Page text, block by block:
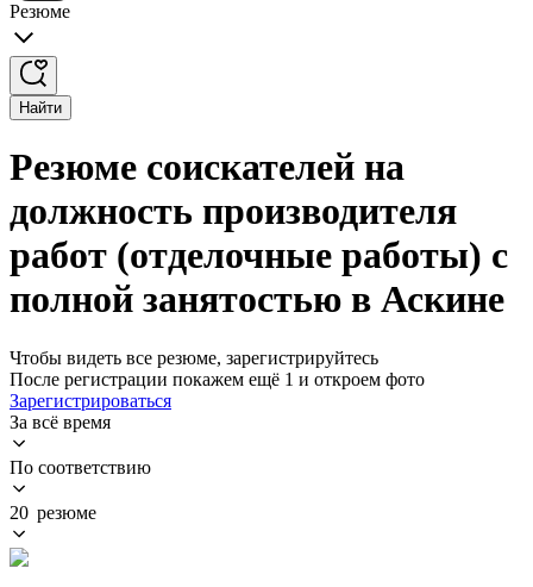
Резюме
Найти
Резюме соискателей на
должность производителя
работ (отделочные работы) с
полной занятостью в Аскине
Чтобы видеть все резюме, зарегистрируйтесь
После регистрации покажем ещё 1 и откроем фото
Зарегистрироваться
За всё время
По соответствию
20 резюме